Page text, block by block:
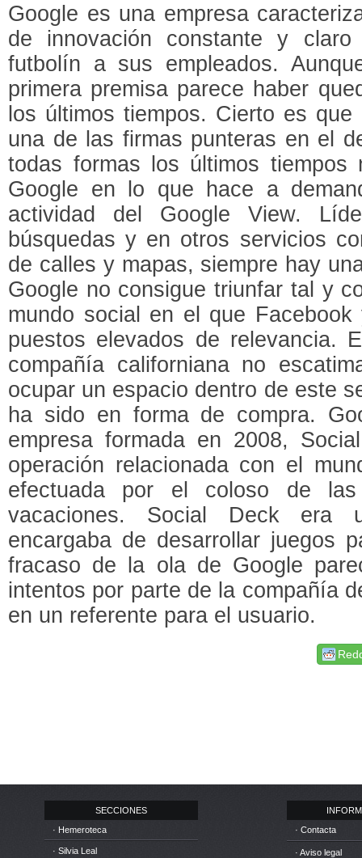
Google es una empresa
de innovación constante y
futbolín a sus empleados.
primera premisa parece haber
los últimos tiempos. Cierto es
una de las firmas punteras en el
todas formas los últimos
Google en lo que hace a
actividad del Google View.
búsquedas y en otros servicios
de calles y mapas, siempre hay
Google no consigue triunfar tal y
mundo social en el que
puestos elevados de relevancia.
compañía californiana no
ocupar un espacio dentro de este
ha sido en forma de compra.
empresa formada en 2008,
operación relacionada con el
efectuada por el coloso de las
vacaciones. Social Deck era
encargaba de desarrollar juegos
fracaso de la ola de Google
intentos por parte de la compañía
en un referente para el usuario.
SECCIONES
· Hemeroteca
· Silvia Leal
· Contacta
· Aviso legal